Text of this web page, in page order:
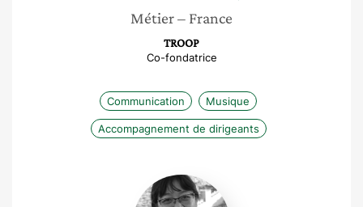
Métier– France
TROOP
Co-fondatrice
Communication Musique
Accompagnement de dirigeants
Sophie
Sun